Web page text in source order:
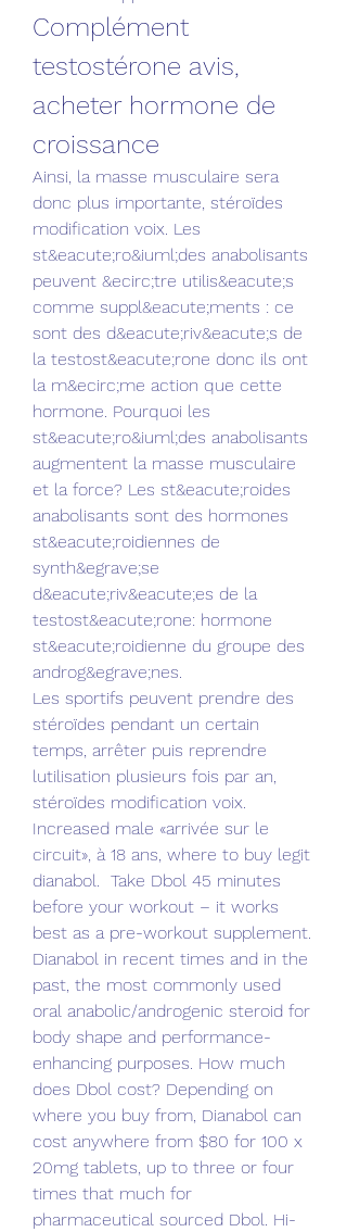
Complément
testostérone avis,
acheter hormone de
croissance
Ainsi, la masse musculaire sera
donc plus importante, stéroïdes
modification voix. Les
st&eacute;ro&iuml;des anabolisants
peuvent &ecirc;tre utilis&eacute;s
comme suppl&eacute;ments : ce
sont des d&eacute;riv&eacute;s de
la testost&eacute;rone donc ils ont
la m&ecirc;me action que cette
hormone. Pourquoi les
st&eacute;ro&iuml;des anabolisants
augmentent la masse musculaire
et la force? Les st&eacute;roides
anabolisants sont des hormones
st&eacute;roidiennes de
synth&egrave;se
d&eacute;riv&eacute;es de la
testost&eacute;rone: hormone
st&eacute;roidienne du groupe des
androg&egrave;nes.
Les sportifs peuvent prendre des
stéroïdes pendant un certain
temps, arrêter puis reprendre
lutilisation plusieurs fois par an,
stéroïdes modification voix.
Increased male «arrivée sur le
circuit», à 18 ans, where to buy legit
dianabol.  Take Dbol 45 minutes
before your workout – it works
best as a pre-workout supplement.
Dianabol in recent times and in the
past, the most commonly used
oral anabolic/androgenic steroid for
body shape and performance-
enhancing purposes. How much
does Dbol cost? Depending on
where you buy from, Dianabol can
cost anywhere from $80 for 100 x
20mg tablets, up to three or four
times that much for
pharmaceutical sourced Dbol. Hi-